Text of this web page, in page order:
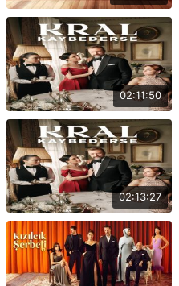
02:11:50
02:13:27